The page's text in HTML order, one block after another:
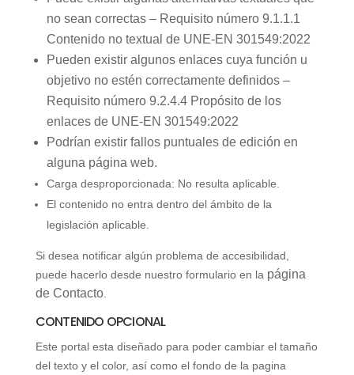
no sean correctas – Requisito número 9.1.1.1
Contenido no textual de UNE-EN 301549:2022
Pueden existir algunos enlaces cuya función u
objetivo no estén correctamente definidos –
Requisito número 9.2.4.4 Propósito de los
enlaces de UNE-EN 301549:2022
Podrían existir fallos puntuales de edición en
alguna página web.
Carga desproporcionada: No resulta aplicable.
El contenido no entra dentro del ámbito de la
legislación aplicable.
Si desea notificar algún problema de accesibilidad,
puede hacerlo desde nuestro formulario en la página
de Contacto.
CONTENIDO OPCIONAL
Este portal esta diseñado para poder cambiar el tamaño
del texto y el color, así como el fondo de la pagina